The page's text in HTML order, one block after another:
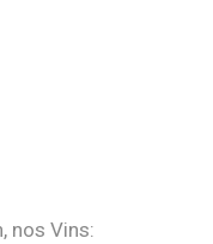
nos Vins: